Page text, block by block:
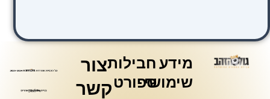
מידע
שימושי
חבילות
ספורט
צור
קשר